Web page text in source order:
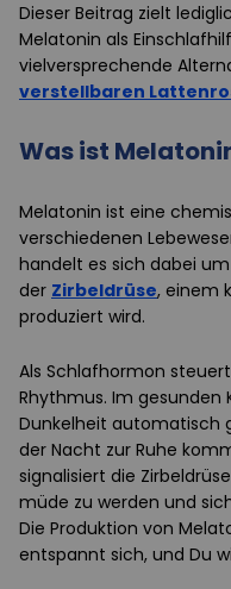
Dieser Beitrag zielt
Melatonin als
vielversprechende
verstellbaren
Was ist
Melatonin ist eine
verschiedenen
handelt es sich dabei
der Zirbeldrüse, einem
produziert wird.
Als Schlafhormon
Rhythmus. Im gesunden
Dunkelheit automatisch
der Nacht zur Ruhe
signalisiert die
müde zu werden und
Die Produktion von
entspannt sich, und Du